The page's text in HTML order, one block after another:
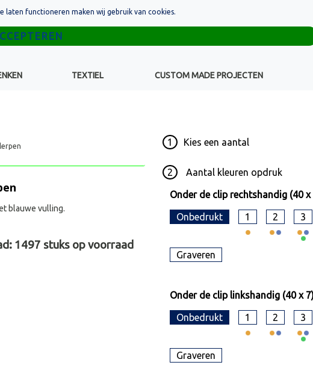
+32(0)16 43 54
TEXTIEL CUSTOM MADE PROJECTEN
1 Kies een aantal
2 Aantal kleuren opdruk
Onder de clip rechtshandig (40 x
Onbedrukt 1 2 3
Graveren
Onder de clip linkshandig (40 x
Onbedrukt 1 2 3
Graveren
blauwe vulling.
1497 stuks op voorraad
laten functioneren maken wij gebruik van cookies.